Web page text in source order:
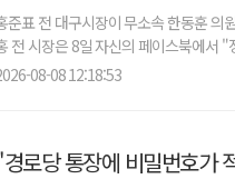
준표 전 대구시장이 무소속 한동훈 의
전 시장은 8일 자신의 페이스북에서
08-08 12:18:53
로당 통장에 비밀번호가